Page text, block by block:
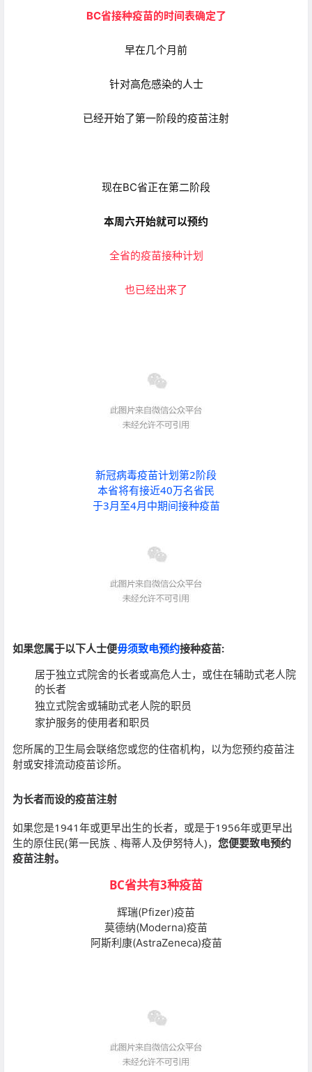
BC省接种疫苗的时间表确定了
早在几个月前
针对高危感染的人士
已经开始了第一阶段的疫苗注射
现在BC省正在第二阶段
本周六开始就可以预约
全省的疫苗接种计划
也已经出来了
新冠病毒疫苗计划第2阶段
本省将有接近40万名省民
于3月至4月中期间接种疫苗
如果您属于以下人士便毋须致电预约接种疫苗:
居于独立式院舍的长者或高危人士，或住在辅助式老人院
的长者
独立式院舍或辅助式老人院的职员
家护服务的使用者和职员
您所属的卫生局会联络您或您的住宿机构，以为您预约疫苗注
射或安排流动疫苗诊所。
为长者而设的疫苗注射
如果您是1941年或更早出生的长者，或是于1956年或更早出
生的原住民(第一民族﹑梅蒂人及伊努特人)， 您便要致电预约
疫苗注射。
BC省共有3种疫苗
辉瑞(Pfizer)疫苗
莫德纳(Moderna)疫苗
阿斯利康(AstraZeneca)疫苗